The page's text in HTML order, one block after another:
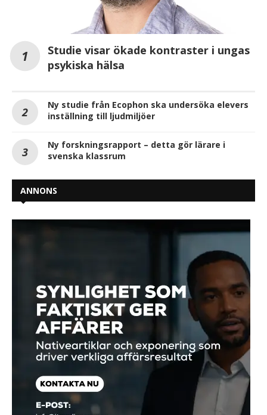
Studie visar ökade kontraster i ungas
psykiska hälsa
Ny studie från Ecophon ska undersöka elevers
inställning till ljudmiljöer
Ny forskningsrapport – detta gör lärare i
svenska klassrum
ANNONS